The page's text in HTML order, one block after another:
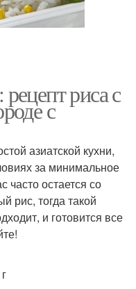
риса с
с
азиатской кухни,
за минимальное
часто остается со
рис, тогда такой
и готовится все